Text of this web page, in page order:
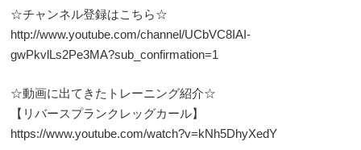
☆チャンネル登録はこちら☆
http://www.youtube.com/channel/UCbVC8IAI-
gwPkvlLs2Pe3MA?sub_confirmation=1
☆動画に出てきたトレーニング紹介☆
【リバースプランクレッグカール】
https://www.youtube.com/watch?v=kNh5DhyXedY